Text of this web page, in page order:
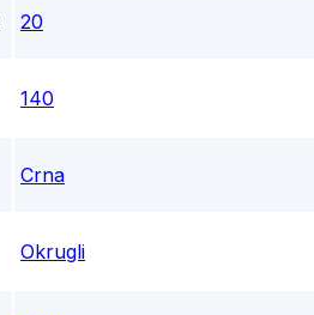
20
140
Crna
Okrugli